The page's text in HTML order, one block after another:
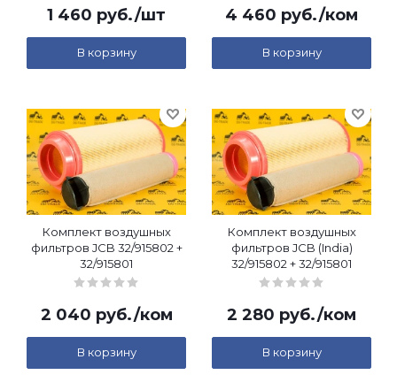
1 460 руб./шт
В корзину
4 460 руб./ком
В корзину
Комплект воздушных
фильтров JCB 32/915802 +
32/915801
2 040 руб./ком
В корзину
Комплект воздушных
фильтров JCB (India)
32/915802 + 32/915801
2 280 руб./ком
В корзину